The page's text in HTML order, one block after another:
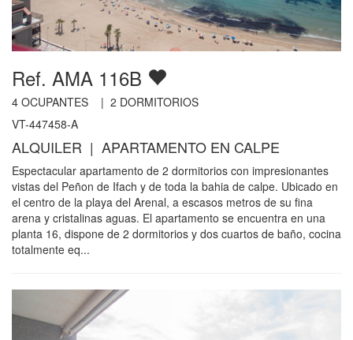
Ref. AMA 116B
4 OCUPANTES | 2 DORMITORIOS
VT-447458-A
ALQUILER | APARTAMENTO EN CALPE
Espectacular apartamento de 2 dormitorios con impresionantes
vistas del Peñon de Ifach y de toda la bahia de calpe. Ubicado en
el centro de la playa del Arenal, a escasos metros de su fina
arena y cristalinas aguas. El apartamento se encuentra en una
planta 16, dispone de 2 dormitorios y dos cuartos de baño, cocina
totalmente eq...